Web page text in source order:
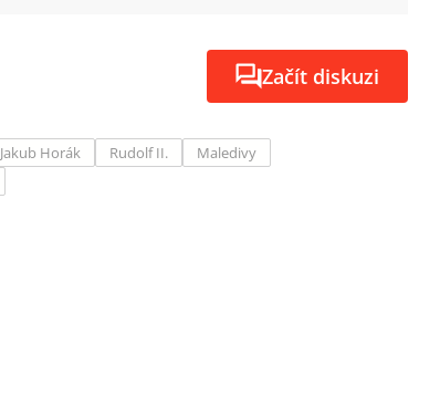
Začít diskuzi
Jakub Horák Rudolf II.
Maledivy